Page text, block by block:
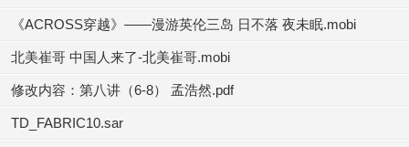
《ACROSS穿越》——漫游英伦三岛 日不落 夜未眠.mobi
北美崔哥 中国人来了-北美崔哥.mobi
修改内容：第八讲（6-8） 孟浩然.pdf
TD_FABRIC10.sar